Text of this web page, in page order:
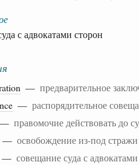
с адвокатами сторон
— предварительное
— распорядительное
правомочие действовать до
— освобождение из-под
— совещание суда с